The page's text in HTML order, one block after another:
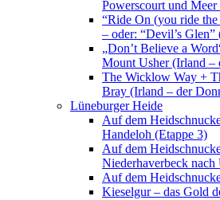
Powerscourt und
“Ride On (you ride the
– oder: “Devil’s
„Don’t Believe a
Mount Usher (Irland –
The Wicklow Way +
Bray (Irland – der
Lüneburger Heide
Auf dem
Handeloh (Etappe 3)
Auf dem
Niederhaverbeck
Auf dem
Kieselgur – das Gold